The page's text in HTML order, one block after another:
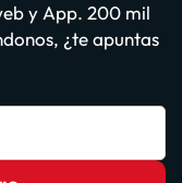
y App. 200 mil
¿te apuntas